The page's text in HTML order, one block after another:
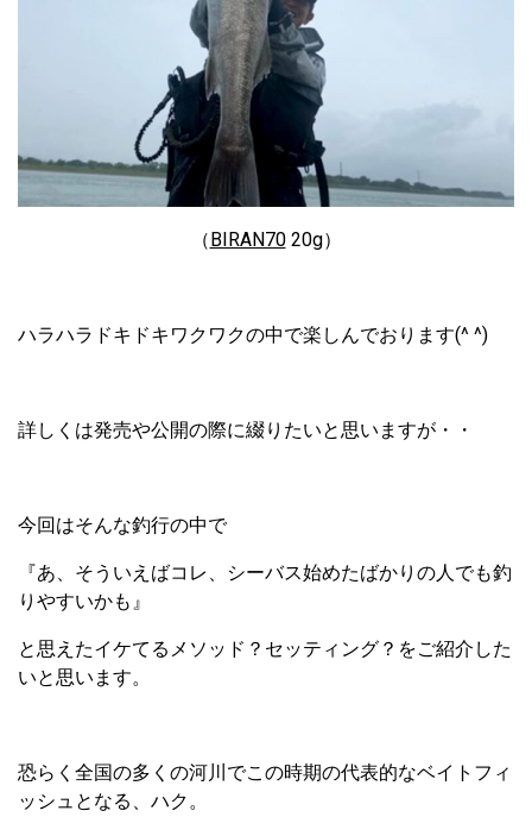
（ BIRAN7020g）
ハラハラドキドキワクワクの中で楽しんでおります(^ ^)
詳しくは発売や公開の際に綴りたいと思いますが・・
今回はそんな釣行の中で
『あ、そういえばコレ、シーバス始めたばかりの人でも釣
りやすいかも』
と思えたイケてるメソッド？セッティング？をご紹介した
いと思います。
恐らく全国の多くの河川でこの時期の代表的なベイトフィ
ッシュとなる、ハク。